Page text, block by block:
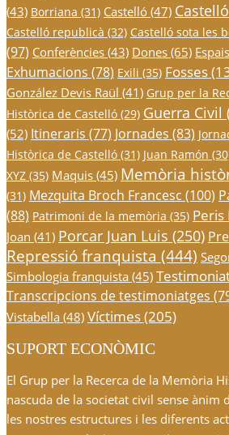
(43) Borriana (31) Castelló (47)
Castelló republicà (32) Castelló sota les
(97) Conferències (43) Dones(65)
Exhumacions (78) Exili (35) Fosses
González Devis Raül (41) Grup per la
Històrica de Castelló (29) Guerra Civil
(52) Itineraris (77) Jornades (83)
Històrica de Castelló (31) Juan Ramón
XYZ (35) Maquis (45) Memòria
(31) Mezquita Broch Francesc (100)
(88) Patrimoni de la memòria (35) Peris
Joan (41) Porcar Juan Luis (250)
Repressió franquista (444)
Simbologia franquista (45)
Transcripcions de testimoniatges
Vistabella (48) Víctimes(205)
SUPORT ECONÒMIC
El Grup per la Recerca de la Memòria
nascuda de la societat civil sense ànim
les nostres estructures i les diferents